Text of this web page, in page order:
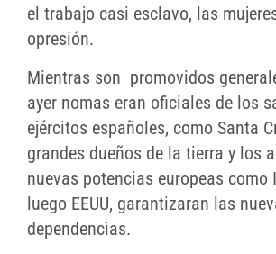
el trabajo casi esclavo, las
opresión.
Mientras son promovidos
ayer nomas eran oficiales de los
ejércitos españoles, como Santa
grandes dueños de la tierra y los
nuevas potencias europeas como
luego EEUU, garantizaran las
dependencias.